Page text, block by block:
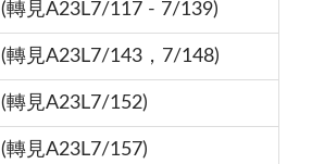
(轉見A23L7/117 - 7/139)
(轉見A23L7/143，7/148)
(轉見A23L7/152)
(轉見A23L7/157)